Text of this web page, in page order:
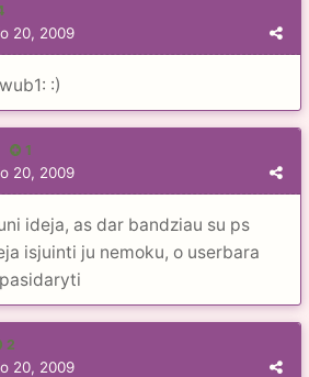
20, 2009
:)
1
20, 2009
ideja, as dar bandziau su ps
isjuinti ju nemoku, o userbara
2
20, 2009